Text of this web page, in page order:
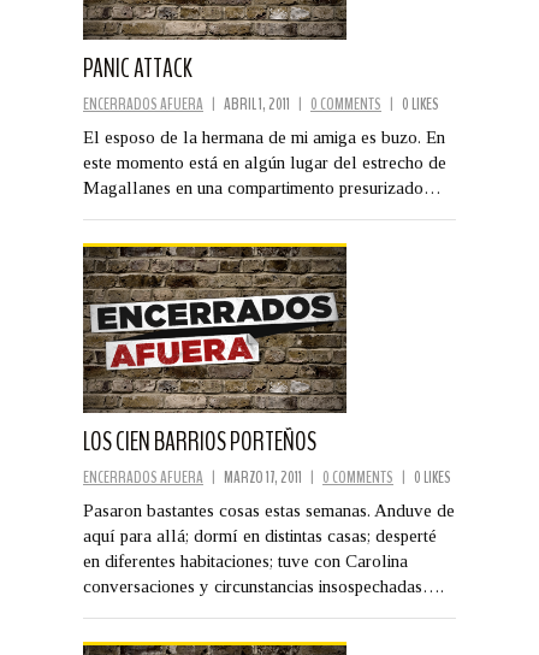
PANIC ATTACK
ENCERRADOS AFUERA | ABRIL 1, 2011 | 0 COMMENTS | 0 LIKES
El esposo de la hermana de mi amiga es buzo. En
este momento está en algún lugar del estrecho de
Magallanes en una compartimento presurizado…
LOS CIEN BARRIOS PORTEÑOS
ENCERRADOS AFUERA | MARZO 17, 2011 | 0 COMMENTS | 0 LIKES
Pasaron bastantes cosas estas semanas. Anduve de
aquí para allá; dormí en distintas casas; desperté
en diferentes habitaciones; tuve con Carolina
conversaciones y circunstancias insospechadas….